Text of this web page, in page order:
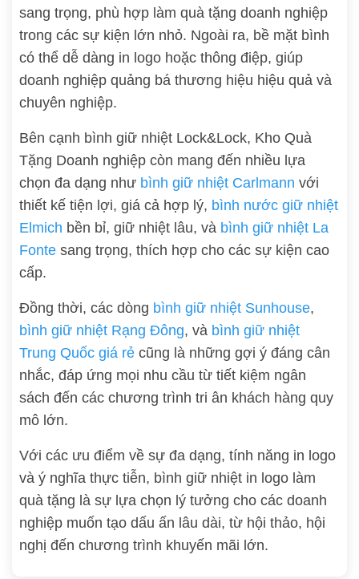
sang trọng, phù hợp làm quà tặng doanh nghiệp
trong các sự kiện lớn nhỏ. Ngoài ra, bề mặt bình
có thể dễ dàng in logo hoặc thông điệp, giúp
doanh nghiệp quảng bá thương hiệu hiệu quả và
chuyên nghiệp.
Bên cạnh bình giữ nhiệt Lock&Lock, Kho Quà
Tặng Doanh nghiệp còn mang đến nhiều lựa
chọn đa dạng như bình giữ nhiệt Carlmann với
thiết kế tiện lợi, giá cả hợp lý, bình nước giữ nhiệt
Elmich bền bỉ, giữ nhiệt lâu, và bình giữ nhiệt La
Fonte sang trọng, thích hợp cho các sự kiện cao
cấp.
Đồng thời, các dòng bình giữ nhiệt Sunhouse,
bình giữ nhiệt Rạng Đông, và bình giữ nhiệt
Trung Quốc giá rẻ cũng là những gợi ý đáng cân
nhắc, đáp ứng mọi nhu cầu từ tiết kiệm ngân
sách đến các chương trình tri ân khách hàng quy
mô lớn.
Với các ưu điểm về sự đa dạng, tính năng in logo
và ý nghĩa thực tiễn, bình giữ nhiệt in logo làm
quà tặng là sự lựa chọn lý tưởng cho các doanh
nghiệp muốn tạo dấu ấn lâu dài, từ hội thảo, hội
nghị đến chương trình khuyến mãi lớn.